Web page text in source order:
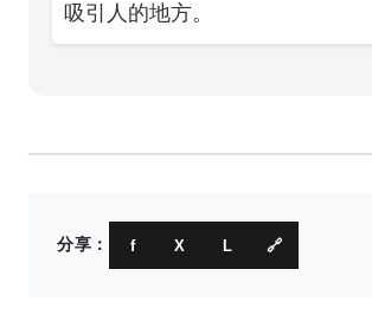
吸引人的地方。
分享： f X L 🔗